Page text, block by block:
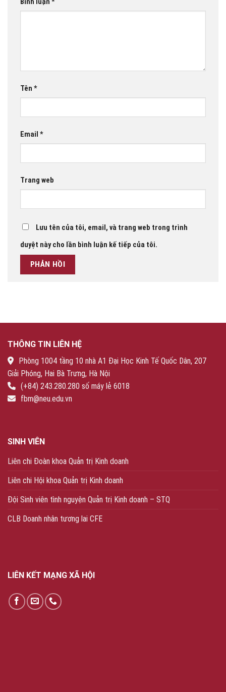
Tên *
Email *
Trang web
Lưu tên của tôi, email, và trang web trong trình
duyệt này cho lần bình luận kế tiếp của tôi.
THÔNG TIN LIÊN HỆ
Phòng 1004 tầng 10 nhà A1 Đại Học Kinh Tế Quốc Dân, 207
Giải Phóng, Hai Bà Trưng, Hà Nội
(+84) 243.280.280 số máy lẻ 6018
fbm@neu.edu.vn
SINH VIÊN
Liên chi Đoàn khoa Quản trị Kinh doanh
Liên chi Hội khoa Quản trị Kinh doanh
Đội Sinh viên tình nguyện Quản trị Kinh doanh – STQ
CLB Doanh nhân tương lai CFE
LIÊN KẾT MẠNG XÃ HỘI